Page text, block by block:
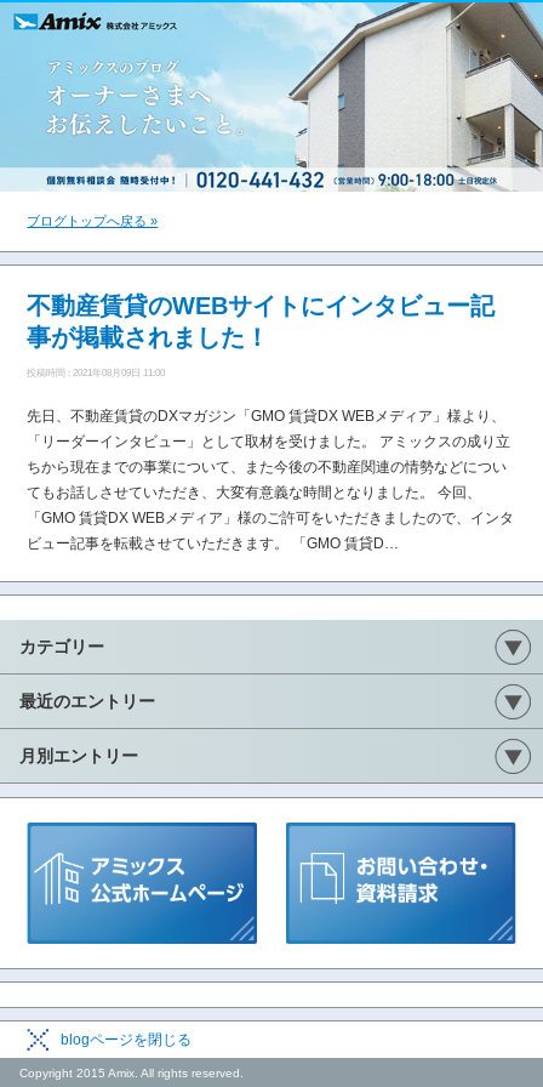
ブログトップへ戻る »
不動産賃貸のWEBサイトにインタビュー記
事が掲載されました！
投稿時間 : 2021年08月09日 11:00
先日、不動産賃貸のDXマガジン「GMO 賃貸DX WEBメディア」様より、
「リーダーインタビュー」として取材を受けました。 アミックスの成り立
ちから現在までの事業について、また今後の不動産関連の情勢などについ
てもお話しさせていただき、大変有意義な時間となりました。 今回、
「GMO 賃貸DX WEBメディア」様のご許可をいただきましたので、インタ
ビュー記事を転載させていただきます。 「GMO 賃貸D…
カテゴリー
最近のエントリー
月別エントリー
blogページを閉じる
Copyright 2015 Amix. All rights reserved.